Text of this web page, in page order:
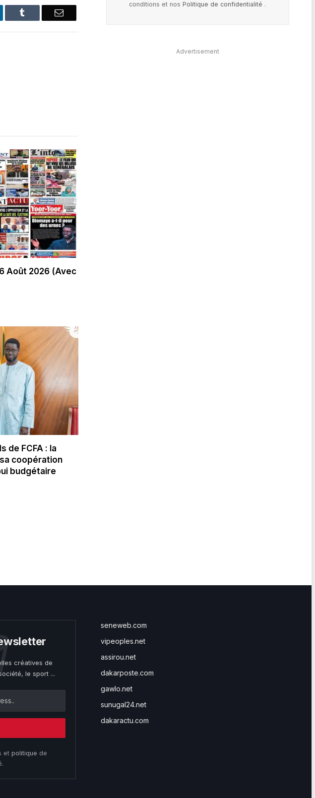
Email
Août 2026 (Avec
de FCFA : la
coopération
budgétaire
conditions et nosPolitique de confidentialité .
Advertisement
créatives de
le sport ...
et politique de
seneweb.com
vipeoples.net
assirou.net
dakarposte.com
gawlo.net
sunugal24.net
dakaractu.com